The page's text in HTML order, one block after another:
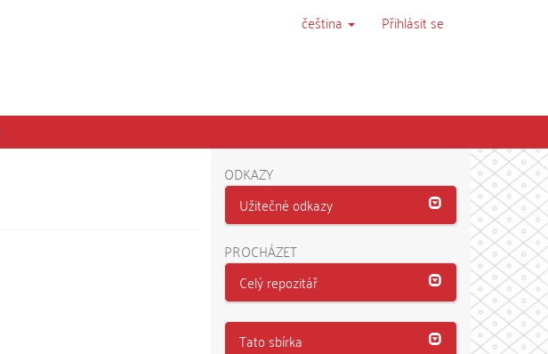
čeština Přihlásit se
ODKAZY
Užitečné odkazy
PROCHÁZET
Celý repozitář
Tato sbírka